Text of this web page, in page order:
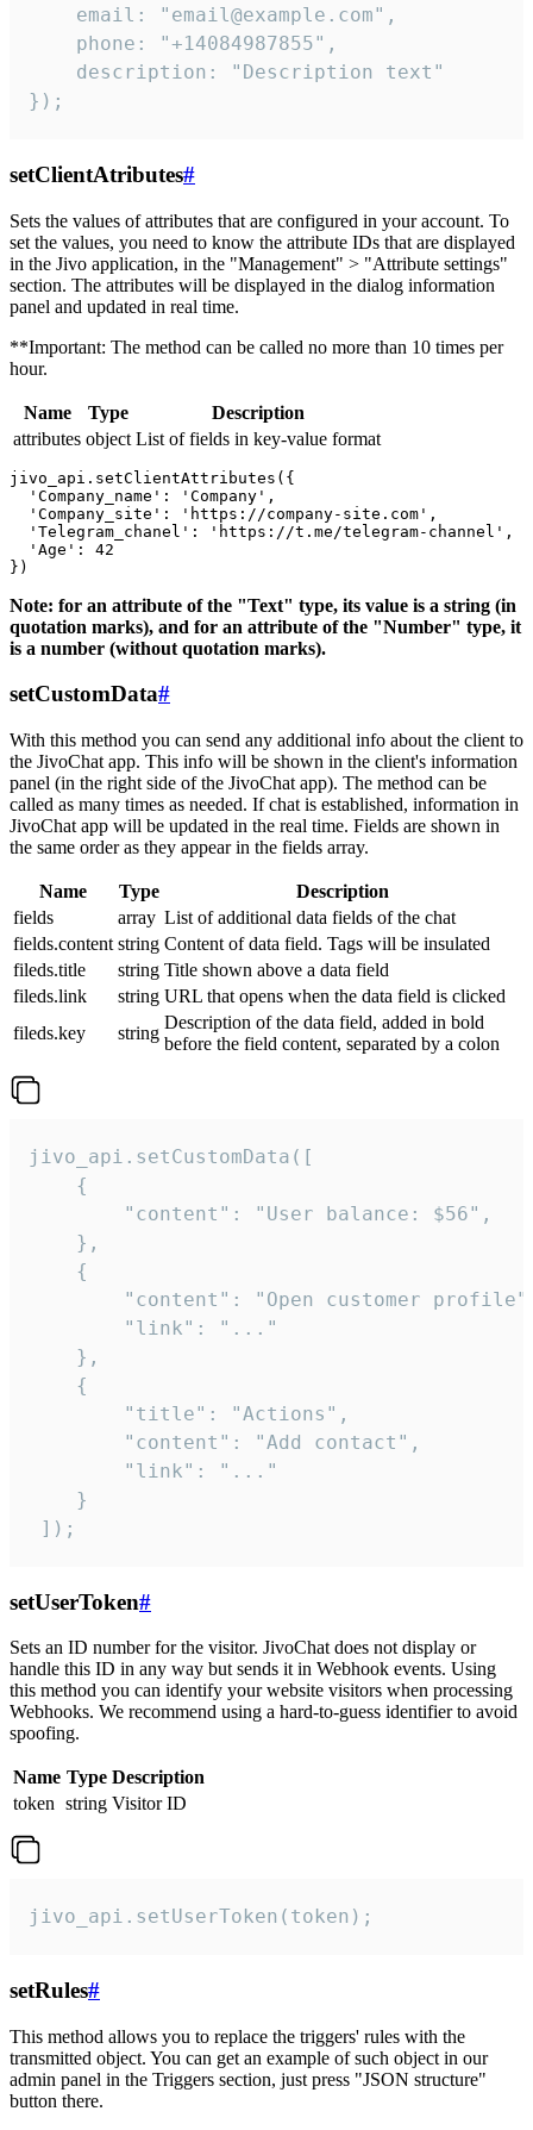
    email: "email@example.com",
    phone: "+14084987855",
    description: "Description text"
});
setClientAtributes#
Sets the values ​​of attributes that are configured in your account. To
set the values, you need to know the attribute IDs that are displayed
in the Jivo application, in the "Management" > "Attribute settings"
section. The attributes will be displayed in the dialog information
panel and updated in real time.
**Important: The method can be called no more than 10 times per
hour.
Name Type
Description
attributes object List of fields in key-value format
jivo_api.setClientAttributes({
  'Company_name': 'Company',
  'Company_site': 'https://company-site.com',
  'Telegram_chanel': 'https://t.me/telegram-channel',
  'Age': 42
Note: for an attribute of the "Text" type, its value is a string (in
quotation marks), and for an attribute of the "Number" type, it
is a number (without quotation marks).
setCustomData#
With this method you can send any additional info about the client to
the JivoChat app. This info will be shown in the client's information
panel (in the right side of the JivoChat app). The method can be
called as many times as needed. If chat is established, information in
JivoChat app will be updated in the real time. Fields are shown in
the same order as they appear in the fields array.
Name Type
Description
fields
array List of additional data fields of the chat
fields.content string Content of data field. Tags will be insulated
fileds.title
string Title shown above a data field
fileds.link
string URL that opens when the data field is clicked
fileds.key
string
Description of the data field, added in bold
before the field content, separated by a colon
jivo_api.setCustomData([
    {
        "content": "User balance: $56",
    },
    {
"content": "Open customer
        "link": "..."
    },
    {
        "title": "Actions",
        "content": "Add contact",
        "link": "..."
    }
]);
setUserToken#
Sets an ID number for the visitor. JivoChat does not display or
handle this ID in any way but sends it in Webhook events. Using
this method you can identify your website visitors when processing
Webhooks. We recommend using a hard-to-guess identifier to avoid
spoofing.
Name Type Description
token string Visitor ID
jivo_api.setUserToken(token);
setRules#
This method allows you to replace the triggers' rules with the
transmitted object. You can get an example of such object in our
admin panel in the Triggers section, just press "JSON structure"
button there.